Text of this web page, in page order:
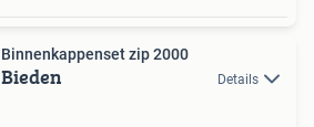
Binnenkappenset zip 2000
Bieden Details